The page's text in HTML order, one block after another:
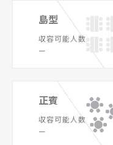
島型
収容可能人数
ー
正賓
収容可能人数
ー